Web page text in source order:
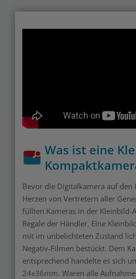
Was ist eine
Bevor die Digitalkamera auf
Herzen von Vertretern aller
füllten Kameras in der Kleinbild-
Regale der Händler. Eine
mit im unbelichteten Zustand
Negativ-Filmen bestückt. Dem
entsprechend handelte es sich
24x36mm. Waren alle